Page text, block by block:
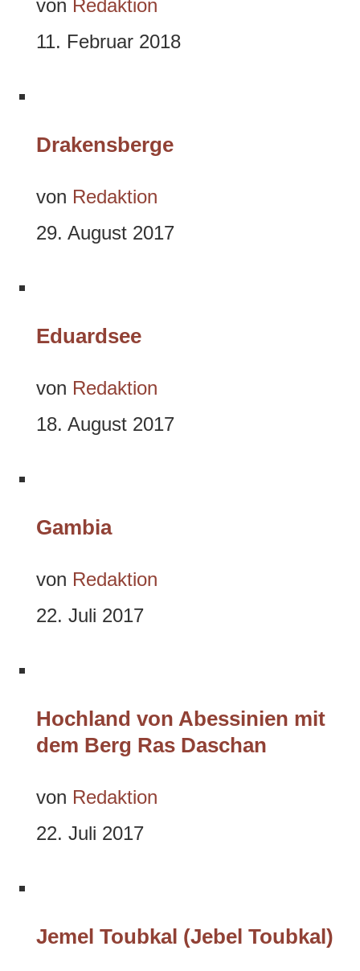
von Redaktion
11. Februar 2018
Drakensberge
von Redaktion
29. August 2017
Eduardsee
von Redaktion
18. August 2017
Gambia
von Redaktion
22. Juli 2017
Hochland von Abessinien mit
dem Berg Ras Daschan
von Redaktion
22. Juli 2017
Jemel Toubkal (Jebel Toubkal)